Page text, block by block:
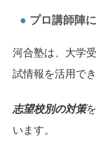
プロ講師陣
河合塾は、大学
試情報を活用で
志望校別の対策
います。